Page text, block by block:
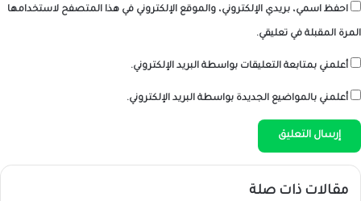
احفظ اسمي، بريدي الإلكتروني، والموقع الإلكتروني في هذا المتصفح لاستخدامها
المرة المقبلة في تعليقي.
أعلمني بمتابعة التعليقات بواسطة البريد الإلكتروني.
أعلمني بالمواضيع الجديدة بواسطة البريد الإلكتروني.
مقالات ذات صلة